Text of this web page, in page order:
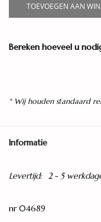
TOEVOEGEN AAN
Bereken hoeveel u
* Wij houden standaard
Informatie
Levertijd: 2 - 5
nr 04689